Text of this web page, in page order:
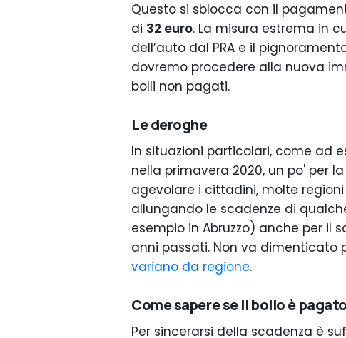
Questo si sblocca con il
di 32 euro. La misura estrema in
dell’auto dal PRA e il
dovremo procedere alla nuova
bolli non pagati.
Le deroghe
In situazioni particolari, come ad
nella primavera 2020, un po' per
agevolare i cittadini, molte
allungando le scadenze di
esempio in Abruzzo) anche per il
anni passati. Non va dimenticato
variano da regione.
Come sapere se il bollo è
Per sincerarsi della scadenza è